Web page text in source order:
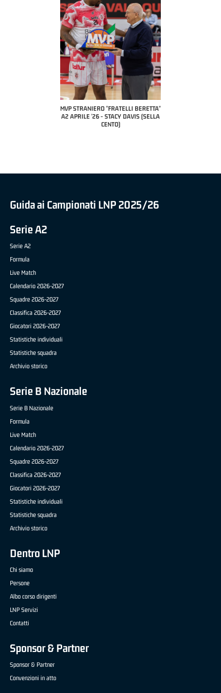
MVP STRANIERO "FRATELLI BERETTA"
A2 APRILE '26 - STACY DAVIS (SELLA
CENTO)
MVP "FRATELLI
Guida ai Campionati LNP 2025/26
Serie A2
Serie A2
Formula
Live Match
Calendario 2026-2027
Squadre 2026-2027
Classifica 2026-2027
Giocatori 2026-2027
Statistiche individuali
Statistiche squadra
Archivio storico
Serie B Nazionale
Serie B Nazionale
Formula
Live Match
Calendario 2026-2027
Squadre 2026-2027
Classifica 2026-2027
Giocatori 2026-2027
Statistiche individuali
Statistiche squadra
Archivio storico
Dentro LNP
Chi siamo
Persone
Albo corso dirigenti
LNP Servizi
Contatti
Sponsor & Partner
Sponsor & Partner
Convenzioni in atto